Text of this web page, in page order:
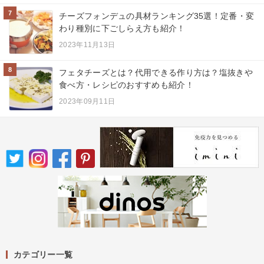
7
チーズフォンデュの具材ランキング35選！定番・変
わり種別に下ごしらえ方も紹介！
2023年11月13日
8
フェタチーズとは？代用できる作り方は？塩抜きや
食べ方・レシピのおすすめも紹介！
2023年09月11日
カテゴリー一覧